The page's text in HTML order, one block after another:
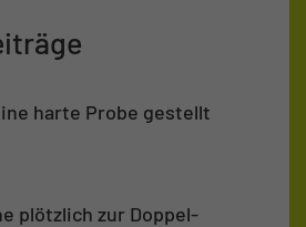
harte Probe gestellt
plötzlich zur Doppel-